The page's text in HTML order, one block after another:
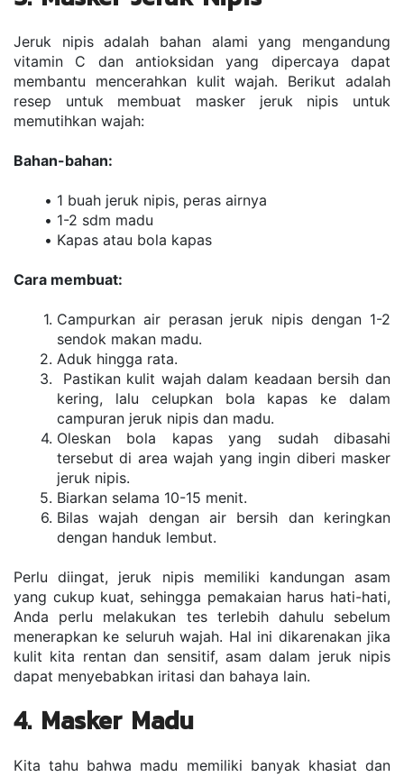
Jeruk nipis adalah bahan alami yang mengandung
vitamin C dan antioksidan yang dipercaya dapat
membantu mencerahkan kulit wajah. Berikut adalah
resep untuk membuat masker jeruk nipis untuk
memutihkan wajah:
Bahan-bahan:
1 buah jeruk nipis, peras airnya
1-2 sdm madu
Kapas atau bola kapas
Cara membuat:
Campurkan air perasan jeruk nipis dengan 1-2
sendok makan madu.
Aduk hingga rata.
Pastikan kulit wajah dalam keadaan bersih dan
kering, lalu celupkan bola kapas ke dalam
campuran jeruk nipis dan madu.
Oleskan bola kapas yang sudah dibasahi
tersebut di area wajah yang ingin diberi masker
jeruk nipis.
Biarkan selama 10-15 menit.
Bilas wajah dengan air bersih dan keringkan
dengan handuk lembut.
Perlu diingat, jeruk nipis memiliki kandungan asam
yang cukup kuat, sehingga pemakaian harus hati-hati,
Anda perlu melakukan tes terlebih dahulu sebelum
menerapkan ke seluruh wajah. Hal ini dikarenakan jika
kulit kita rentan dan sensitif, asam dalam jeruk nipis
dapat menyebabkan iritasi dan bahaya lain.
4. Masker Madu
Kita tahu bahwa madu memiliki banyak khasiat dan